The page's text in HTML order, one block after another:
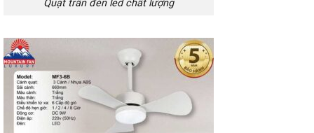
Quạt trần đèn led chất lượng